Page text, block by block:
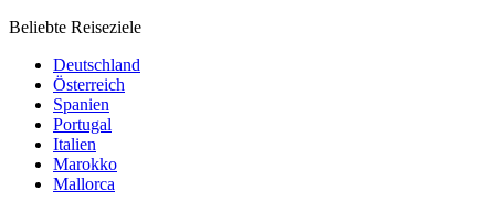
Beliebte Reiseziele
Deutschland
Österreich
Spanien
Portugal
Italien
Marokko
Mallorca